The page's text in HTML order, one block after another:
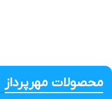
محصولات مهرپرداز